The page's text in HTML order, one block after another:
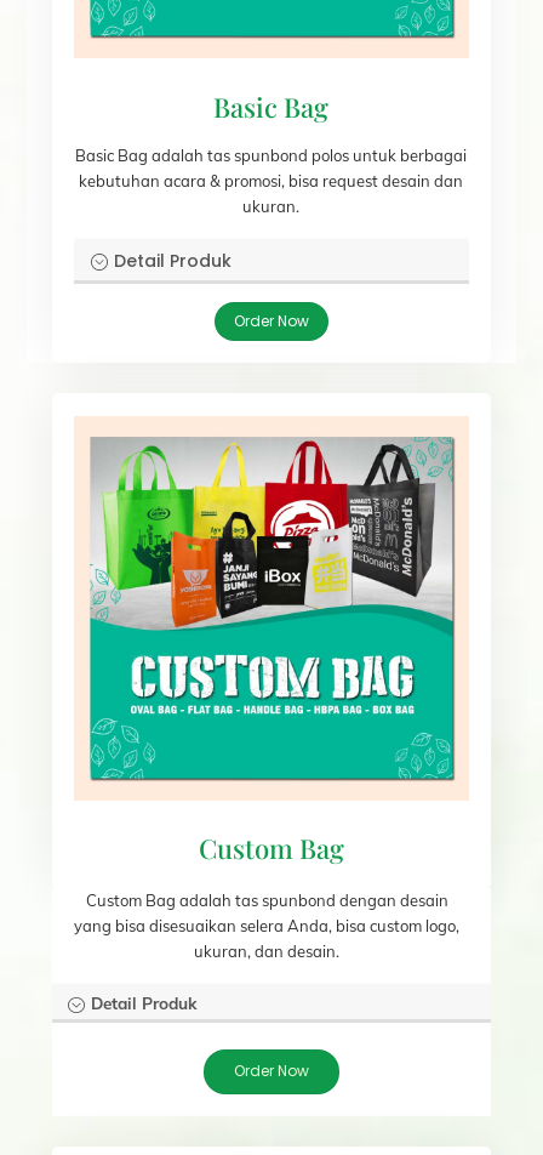
Basic Bag
Basic Bag adalah tas spunbond polos untuk berbagai
kebutuhan acara & promosi, bisa request desain dan
ukuran.
Detail Produk
Order Now
Custom Bag
Custom Bag adalah tas spunbond dengan desain
yang bisa disesuaikan selera Anda, bisa custom logo,
ukuran, dan desain.
Detail Produk
Order Now